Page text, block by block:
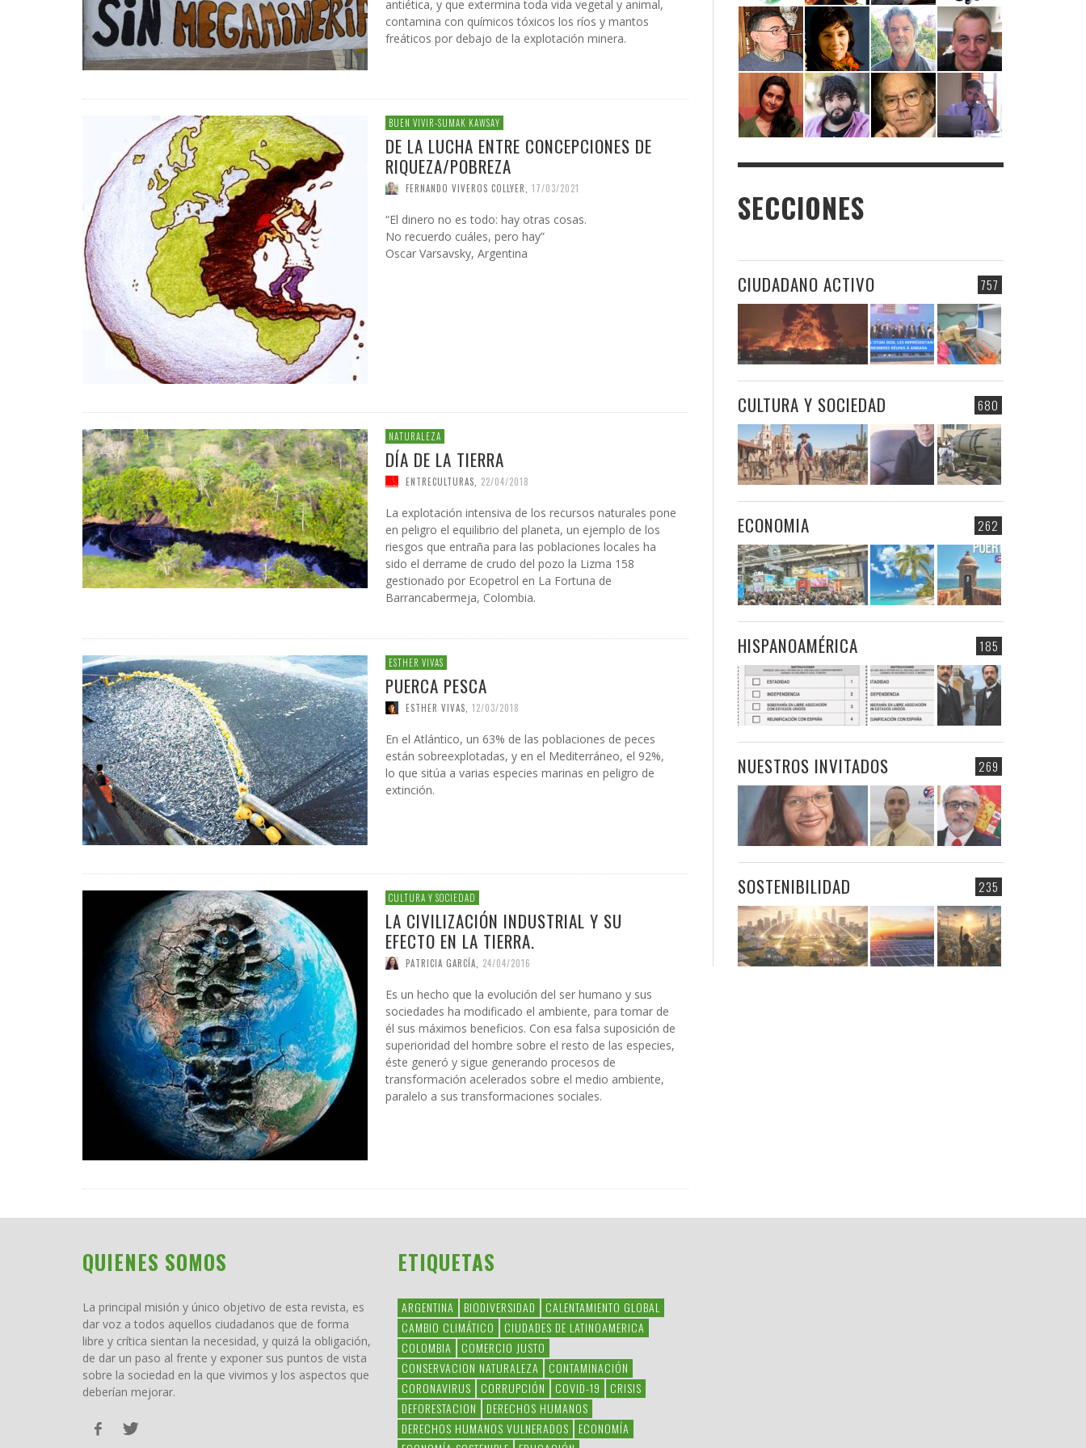
antiética, y que extermina toda vida vegetal y animal,
contamina con químicos tóxicos los ríos y mantos
freáticos por debajo de la explotación minera.
BUEN VIVIR-SUMAK KAWSAY
DE LA LUCHA ENTRE CONCEPCIONES DE
RIQUEZA/POBREZA
FERNANDO VIVEROS COLLYER 17/03/2021
“El dinero no es todo: hay otras cosas.
No recuerdo cuáles, pero hay”
Oscar Varsavsky, Argentina
NATURALEZA
DÍA DE LA TIERRA
ENTRECULTURAS 22/04/2018
La explotación intensiva de los recursos naturales pone
en peligro el equilibrio del planeta, un ejemplo de los
riesgos que entraña para las poblaciones locales ha
sido el derrame de crudo del pozo la Lizma 158
gestionado por Ecopetrol en La Fortuna de
Barrancabermeja, Colombia.
ESTHER VIVAS
PUERCA PESCA
ESTHER VIVAS 12/03/2018
En el Atlántico, un 63% de las poblaciones de peces
están sobreexplotadas, y en el Mediterráneo, el 92%,
lo que sitúa a varias especies marinas en peligro de
extinción.
CULTURA Y SOCIEDAD
LA CIVILIZACIÓN INDUSTRIAL Y SU
EFECTO EN LA TIERRA.
PATRICIA GARCÍA 24/04/2016
Es un hecho que la evolución del ser humano y sus
sociedades ha modificado el ambiente, para tomar de
él sus máximos beneficios. Con esa falsa suposición de
superioridad del hombre sobre el resto de las especies,
éste generó y sigue generando procesos de
transformación acelerados sobre el medio ambiente,
paralelo a sus transformaciones sociales.
SECCIONES
757
CIUDADANO ACTIVO
680
CULTURA Y SOCIEDAD
262
ECONOMIA
185
HISPANOAMÉRICA
269
NUESTROS INVITADOS
235
SOSTENIBILIDAD
QUIENES SOMOS
La principal misión y único objetivo de esta revista, es
dar voz a todos aquellos ciudadanos que de forma
libre y crítica sientan la necesidad, y quizá la obligación,
de dar un paso al frente y exponer sus puntos de vista
sobre la sociedad en la que vivimos y los aspectos que
deberían mejorar.
ETIQUETAS
ARGENTINA BIODIVERSIDAD
CALENTAMIENTO GLOBAL
CAMBIO CLIMÁTICO
CIUDADES DE LATINOAMERICA
COLOMBIA
COMERCIO JUSTO
CONSERVACION NATURALEZA
CONTAMINACIÓN
CORONAVIRUS
CORRUPCIÓN COVID-19
CRISIS
DEFORESTACION
DERECHOS HUMANOS
DERECHOS HUMANOS VULNERADOS
ECONOMÍA